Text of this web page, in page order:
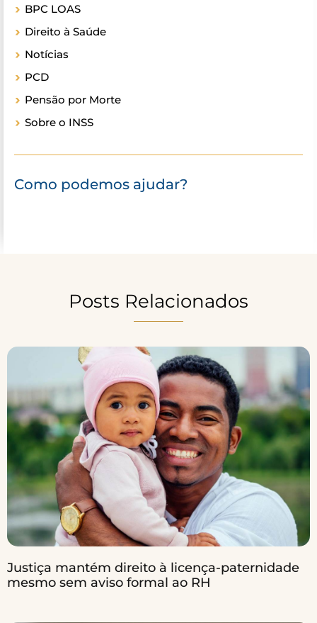
BPC LOAS
Direito à Saúde
Notícias
PCD
Pensão por Morte
Sobre o INSS
Como podemos ajudar?
Posts Relacionados
Justiça mantém direito à licença-paternidade
mesmo sem aviso formal ao RH